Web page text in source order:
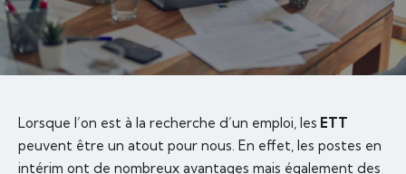
Lorsque l’on est à la recherche d’un emploi, les ETT
peuvent être un atout pour nous. En effet, les postes en
intérim ont de nombreux avantages mais également des